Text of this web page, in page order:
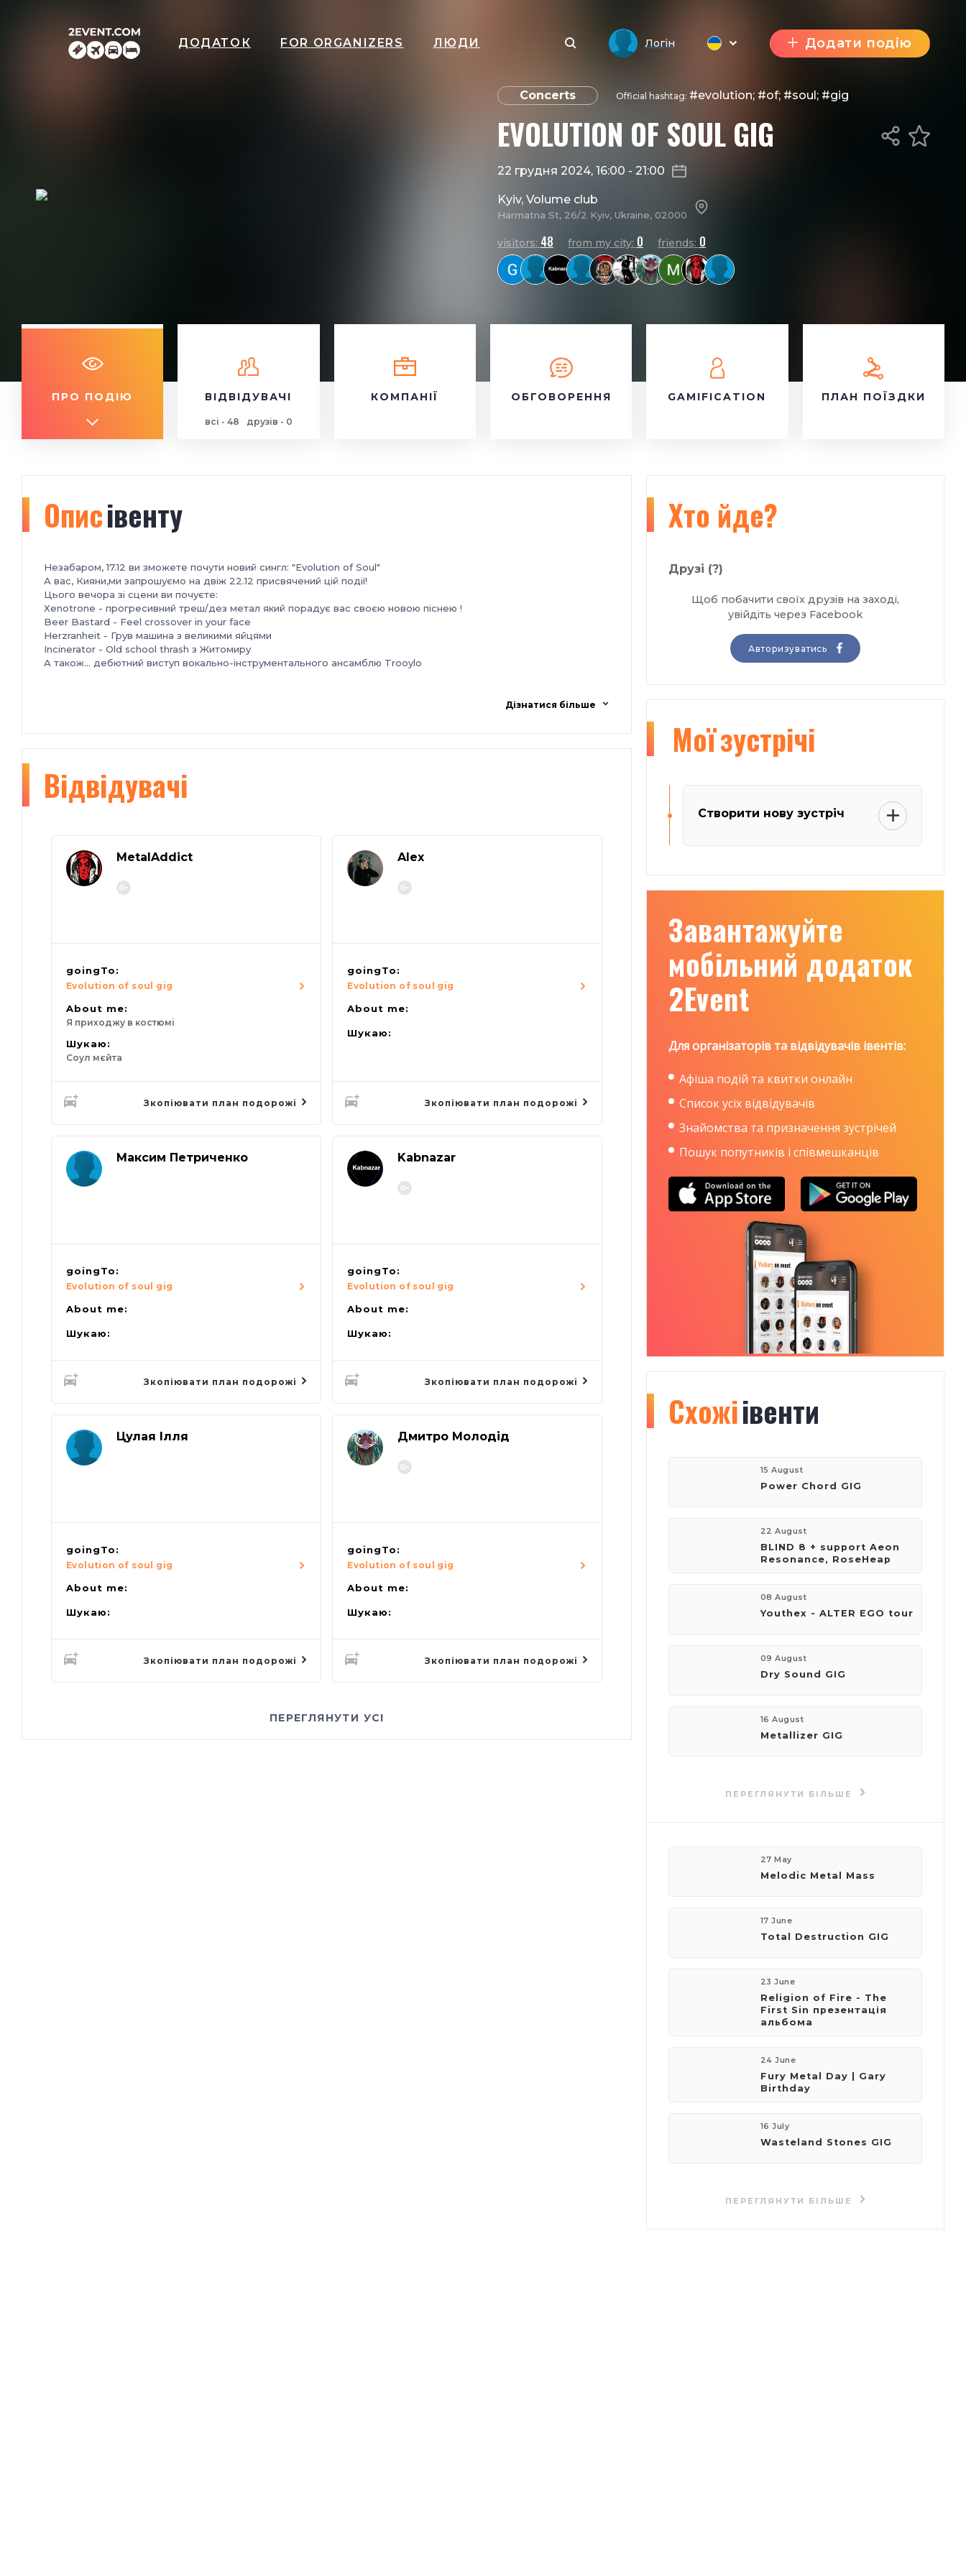
ДОДАТОК FOR ORGANIZERS ЛЮДИ Логін Додати подію
Concerts Official hashtag: #evolution; #of; #soul; #gig
EVOLUTION OF SOUL GIG
22 грудня 2024, 16:00 - 21:00
Kyiv, Volume club
Harmatna St, 26/2 Kyiv, Ukraine, 02000
visitors: 48 from my city: 0 friends: 0
ПРО ПОДІЮ ВІДВІДУВАЧІ
всі - 48 друзів - 0
КОМПАНІЇ ОБГОВОРЕННЯ GAMIFICATION ПЛАН ПОЇЗДКИ
Описівенту
Незабаром, 17.12 ви зможете почути новий сингл: "Evolution of Soul"
А вас, Кияни,ми запрошуємо на двіж 22.12 присвячений цій події!
Цього вечора зі сцени ви почуєте:
Xenotrone - прогресивний треш/дез метал який порадує вас своєю новою піснею !
Beer Bastard - Feel crossover in your face
Herzranheit - Грув машина з великими яйцями
Incinerator - Old school thrash з Житомиру
А також… дебютний виступ вокально-інструментального ансамблю Trooylo
Дізнатися більше
Хто йде?
Друзі (?)
Щоб побачити своїх друзів на заході,
увійдіть через Facebook
Авторизуватись
Моїзустрічі
Створити нову зустріч
Завантажуйте
мобільний додаток
2Event
Для організаторів та відвідувачів івентів:
Афіша подій та квитки онлайн
Список усіх відвідувачів
Знайомства та призначення зустрічей
Пошук попутників і співмешканців
Відвідувачі
MetalAddict
goingTo:
Evolution of soul gig
About me:
Я приходжу в костюмі
Шукаю:
Соул мєйта
Зкопіювати план подорожі
Alex
goingTo:
Evolution of soul gig
About me:
Шукаю:
Зкопіювати план подорожі
Максим Петриченко
goingTo:
Evolution of soul gig
About me:
Шукаю:
Зкопіювати план подорожі
Kabnazar
goingTo:
Evolution of soul gig
About me:
Шукаю:
Зкопіювати план подорожі
Цулая Ілля
goingTo:
Evolution of soul gig
About me:
Шукаю:
Зкопіювати план подорожі
Дмитро Молодід
goingTo:
Evolution of soul gig
About me:
Шукаю:
Зкопіювати план подорожі
ПЕРЕГЛЯНУТИ УСІ
Organizerinfo
1387
компанія:
телефон:
пошта:
Подіїорганізатора
27 May
Melodic Metal Mass
17 June
​Total Destruction GIG
23 June
​Religion of Fire - The
First Sin презентація
альбома
24 June
Fury Metal Day | Gary
Birthday
16 July
Wasteland Stones GIG
ПЕРЕГЛЯНУТИ БІЛЬШЕ
Схожіівенти
15 August
Power Chord GIG
22 August
BLIND 8 + support Aeon
Resonance, RoseHeap
08 August
Youthex - ALTER EGO tour
09 August
Dry Sound GIG
16 August
Metallizer GIG
ПЕРЕГЛЯНУТИ БІЛЬШЕ